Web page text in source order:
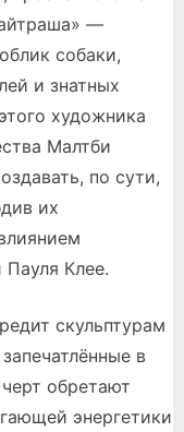
—
собаки,
и знатных
художника
Малтби
по сути,
их
Клее.
скульптурам
в
обретают
энергетики